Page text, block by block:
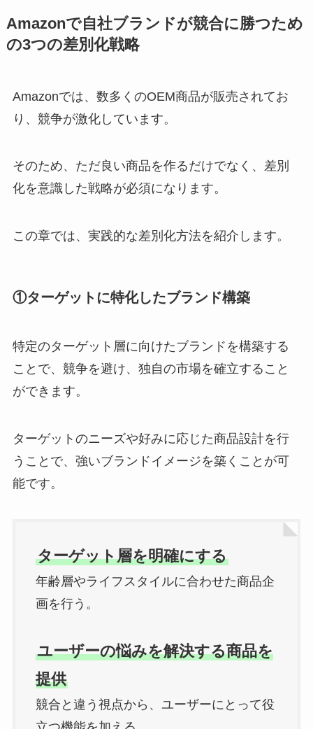
Amazonで自社ブランドが競合に勝つため
の3つの差別化戦略
Amazonでは、数多くのOEM商品が販売されてお
り、競争が激化しています。
そのため、ただ良い商品を作るだけでなく、差別
化を意識した戦略が必須になります。
この章では、実践的な差別化方法を紹介します。
①ターゲットに特化したブランド構築
特定のターゲット層に向けたブランドを構築する
ことで、競争を避け、独自の市場を確立すること
ができます。
ターゲットのニーズや好みに応じた商品設計を行
うことで、強いブランドイメージを築くことが可
能です。
ターゲット層を明確にする
年齢層やライフスタイルに合わせた商品企
画を行う。
ユーザーの悩みを解決する商品を
提供
競合と違う視点から、ユーザーにとって役